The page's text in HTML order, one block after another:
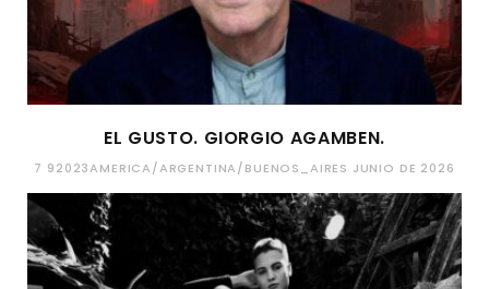
EL GUSTO. GIORGIO AGAMBEN.
7 92023AMERICA/ARGENTINA/BUENOS_AIRES JUNIO DE 2026